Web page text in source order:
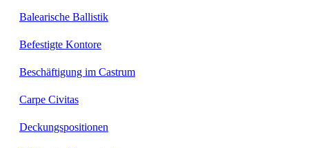
Balearische Ballistik
Befestigte Kontore
Beschäftigung im Castrum
Carpe Civitas
Deckungspositionen